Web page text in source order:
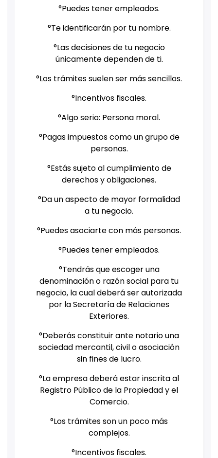
°Puedes tener empleados.
°Te identificarán por tu nombre.
°Las decisiones de tu negocio
únicamente dependen de ti.
°Los trámites suelen ser más sencillos.
°Incentivos fiscales.
°Algo serio: Persona moral.
°Pagas impuestos como un grupo de
personas.
°Estás sujeto al cumplimiento de
derechos y obligaciones.
°Da un aspecto de mayor formalidad
a tu negocio.
°Puedes asociarte con más personas.
°Puedes tener empleados.
°Tendrás que escoger una
denominación o razón social para tu
negocio, la cual deberá ser autorizada
por la Secretaría de Relaciones
Exteriores.
°Deberás constituir ante notario una
sociedad mercantil, civil o asociación
sin fines de lucro.
°La empresa deberá estar inscrita al
Registro Público de la Propiedad y el
Comercio.
°Los trámites son un poco más
complejos.
°Incentivos fiscales.